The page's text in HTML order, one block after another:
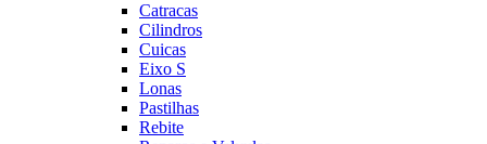
Catracas
Cilindros
Cuicas
Eixo S
Lonas
Pastilhas
Rebite